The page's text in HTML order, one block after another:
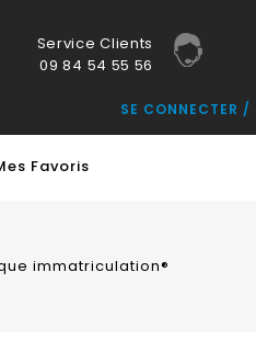
Service Clients
09 84 54 55 56
SE CONNECTER
Favoris
immatriculation®